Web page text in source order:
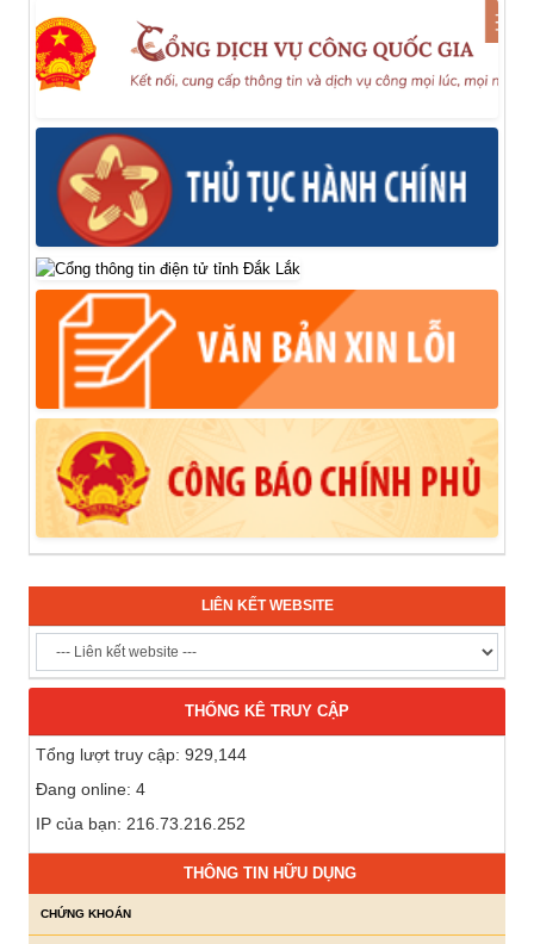
LIÊN KẾT WEBSITE
THỐNG KÊ TRUY CẬP
Tổng lượt truy cập: 929,144
Đang online: 4
IP của bạn: 216.73.216.252
THÔNG TIN HỮU DỤNG
CHỨNG KHOÁN